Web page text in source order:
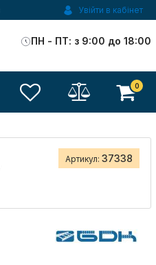
Увійти в кабінет
ПН - ПТ: з 9:00 до 18:00
0
Артикул: 37338